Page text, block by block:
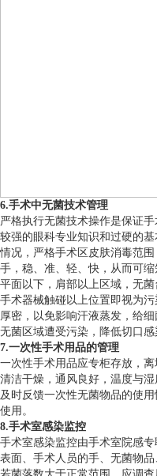
6.手术中无菌技术管理
严格执行无菌技术操作是保证
较强的眼科专业知识和过硬的
情况，严格手术区皮肤消毒范
手，稳、准、轻、快，从而可
平面以下，肩部以上区域，无菌
手术器械触碰以上位置即视为
厚密，以免影响汗液蒸发，给
无菌区域遭受污染，降低切口感
7.一次性手术用品的管理
一次性手术用品应专柜存放，离
清洁干燥，通风良好，温度与
及时反馈一次性无菌物品的使
使用。
8.手术室感染监控
手术室感染监控由手术室院感
表面、手术人员的手、无菌物